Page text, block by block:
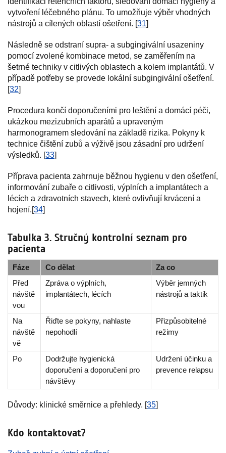
vytvoření léčebného plánu. To umožňuje výběr vhodných
nástrojů a cílených oblastí ošetření. [31]
Následně se odstraní supra- a subgingivální usazeniny
pomocí zvolené kombinace metod, se zaměřením na
šetrné techniky v citlivých oblastech a kolem implantátů. V
případě potřeby se provede lokální subgingivální ošetření.
[32]
Procedura končí doporučeními pro leštění a domácí péči,
ukázkou mezizubních aparátů a upraveným
harmonogramem sledování na základě rizika. Pokyny k
technice čištění zubů a výživě jsou zásadní pro udržení
výsledků. [33]
Příprava pacienta zahrnuje běžnou hygienu v den ošetření,
informování zubaře o citlivosti, výplních a implantátech a
lécích a zdravotních stavech, které ovlivňují krvácení a
hojení.[34]
Tabulka 3. Stručný kontrolní seznam pro
pacienta
Fáze Co dělat
Za co
Před
návště
vou
Zpráva o výplních,
implantátech, lécích
Výběr jemných
nástrojů a taktik
Na
návště
vě
Řiďte se pokyny, nahlaste
nepohodlí
Přizpůsobitelné
režimy
Po
Dodržujte hygienická
doporučení a doporučení pro
návštěvy
Udržení účinku a
prevence relapsu
Důvody: klinické směrnice a přehledy. [35]
Kdo kontaktovat?